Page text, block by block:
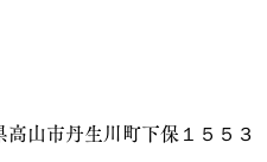
山市丹生川町下保１５５３